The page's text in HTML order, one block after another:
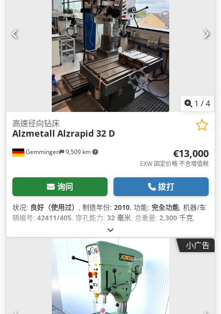
1 /4
Gemmingen 9,509 km
高速径向钻床
Alzmetall Alzrapid 32 D
€13,000
EXW 固定价格 不含增值税
询问 拨打
状况: 良好（使用过） , 制造年份: 2010, 功能: 完全功能, 机器/车
辆编号: 42411/405, 穿孔能力: 32 毫米, 总重量: 2,300 千克,
小广告